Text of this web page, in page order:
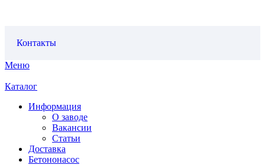
Контакты
Меню
Каталог
Информация
О заводе
Вакансии
Статьи
Доставка
Бетононасос